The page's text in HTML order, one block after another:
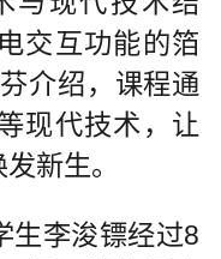
交互功能的箔
介绍，课程通
现代技术，让
新生。
生李浚镖经过8